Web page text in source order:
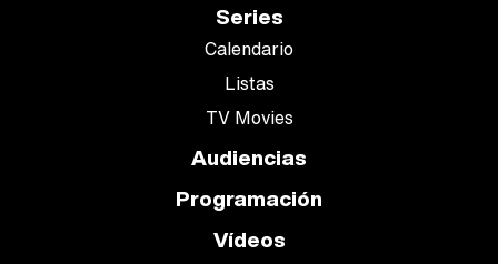
Series
Calendario
Listas
TV Movies
Audiencias
Programación
Vídeos